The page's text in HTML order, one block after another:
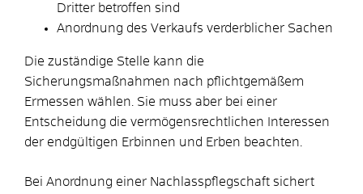
Dritter betroffen sind
Anordnung des Verkaufs verderblicher Sachen
Die zuständige Stelle kann die
Sicherungsmaßnahmen nach pflichtgemäßem
Ermessen wählen. Sie muss aber bei einer
Entscheidung die vermögensrechtlichen Interessen
der endgültigen Erbinnen und Erben beachten.
Bei Anordnung einer Nachlasspflegschaft sichert